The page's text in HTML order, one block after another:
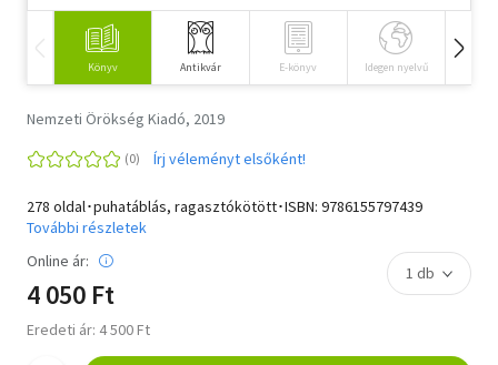
Könyv Antikvár E-könyv Idegen nyelvű
Nemzeti Örökség Kiadó, 2019
Írj véleményt elsőként!
278 oldal･puhatáblás, ragasztókötött･ISBN: 9786155797439
További részletek
Online ár:
4 050 Ft
Eredeti ár: 4 500 Ft